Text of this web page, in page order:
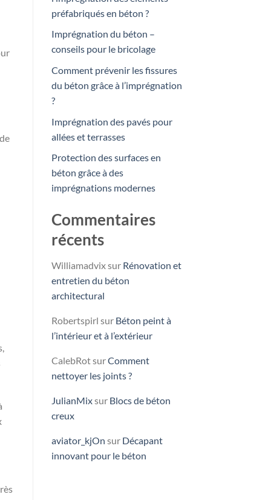
préfabriqués en béton ?
Imprégnation du béton –
conseils pour le bricolage
Comment prévenir les fissures
du béton grâce à l’imprégnation
?
Imprégnation des pavés pour
allées et terrasses
Protection des surfaces en
béton grâce à des
imprégnations modernes
Commentaires
récents
Williamadvixsur Rénovation et
entretien du béton
architectural
Robertspirl sur Béton peint à
l’intérieur et à l’extérieur
CalebRotsurComment
nettoyer les joints ?
JulianMixsur Blocs de béton
creux
aviator_kjOn sur Décapant
innovant pour le béton